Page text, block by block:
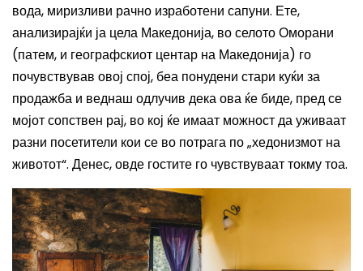
вода, миризливи рачно изработени сапуни. Ете,
анализирајќи ја цела Македонија, во селото Оморани
(патем, и географскиот центар на Македонија) го
почувствував овој спој, беа понудени стари куќи за
продажба и веднаш одлучив дека ова ќе биде, пред се
мојот сопствен рај, во кој ќе имаат можност да уживаат
разни посетители кои се во потрага по „хедонизмот на
животот“. Денес, овде гостите го чувствуваат токму тоа.